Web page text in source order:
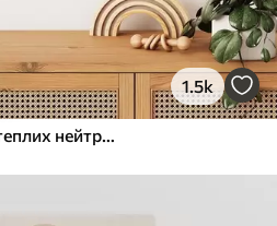
1.5k
Рельєфні кола та гілка в теплих нейтральних тонах